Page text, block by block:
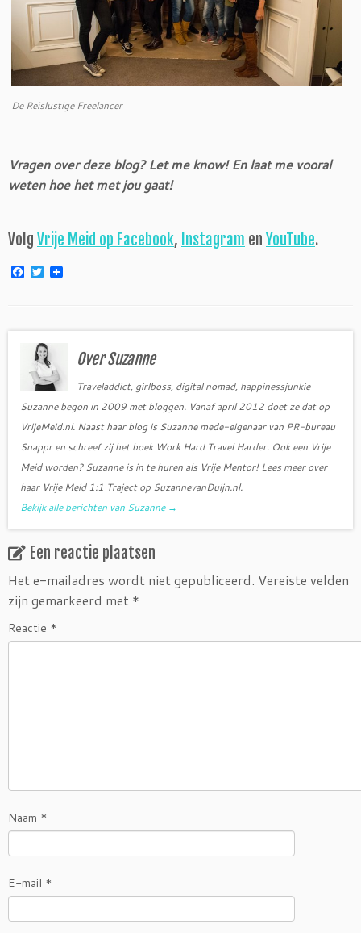
De Reislustige Freelancer
Vragen over deze blog? Let me know! En laat me vooral
weten hoe het met jou gaat!
Volg Vrije Meid op Facebook, Instagram en YouTube.
F
o
T
w
e
r
Over Suzanne
Traveladdict, girlboss, digital nomad, happinessjunkie
Suzanne begon in 2009 met bloggen. Vanaf april 2012 doet ze dat op
VrijeMeid.nl. Naast haar blog is Suzanne mede-eigenaar van PR-bureau
Snappr en schreef zij het boek Work Hard Travel Harder. Ook een Vrije
Meid worden? Suzanne is in te huren als Vrije Mentor! Lees meer over
haar Vrije Meid 1:1 Traject op SuzannevanDuijn.nl.
Bekijk alle berichten van Suzanne →
Een reactie plaatsen
Het e-mailadres wordt niet gepubliceerd. Vereiste velden
zijn gemarkeerd met *
Reactie *
Naam *
E-mail *